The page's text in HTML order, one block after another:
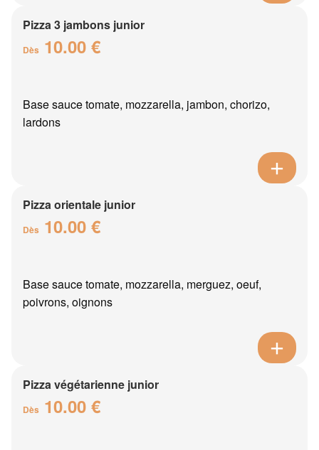
Pizza 3 jambons junior
Dès 10.00 €
Base sauce tomate, mozzarella, jambon, chorizo,
lardons
Pizza orientale junior
Dès 10.00 €
Base sauce tomate, mozzarella, merguez, oeuf,
poivrons, oignons
Pizza végétarienne junior
Dès 10.00 €